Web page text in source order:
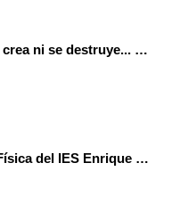
La energía ni se crea ni se destruye... ¡se experimenta! El Tierno en la Feria Madrid es Ciencia 2026
El Gabinete de Física del IES Enrique Tierno Galván de Parla (Curso 25-26)